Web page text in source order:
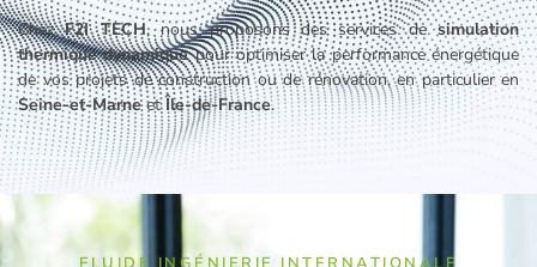
ChezF2I TECH, nous proposons des services desimulation
thermique dynamiquepour optimiser la performance énergétique
de vos projets de construction ou de rénovation, en particulier en
Seine-et-MarneetÎle-de-France.